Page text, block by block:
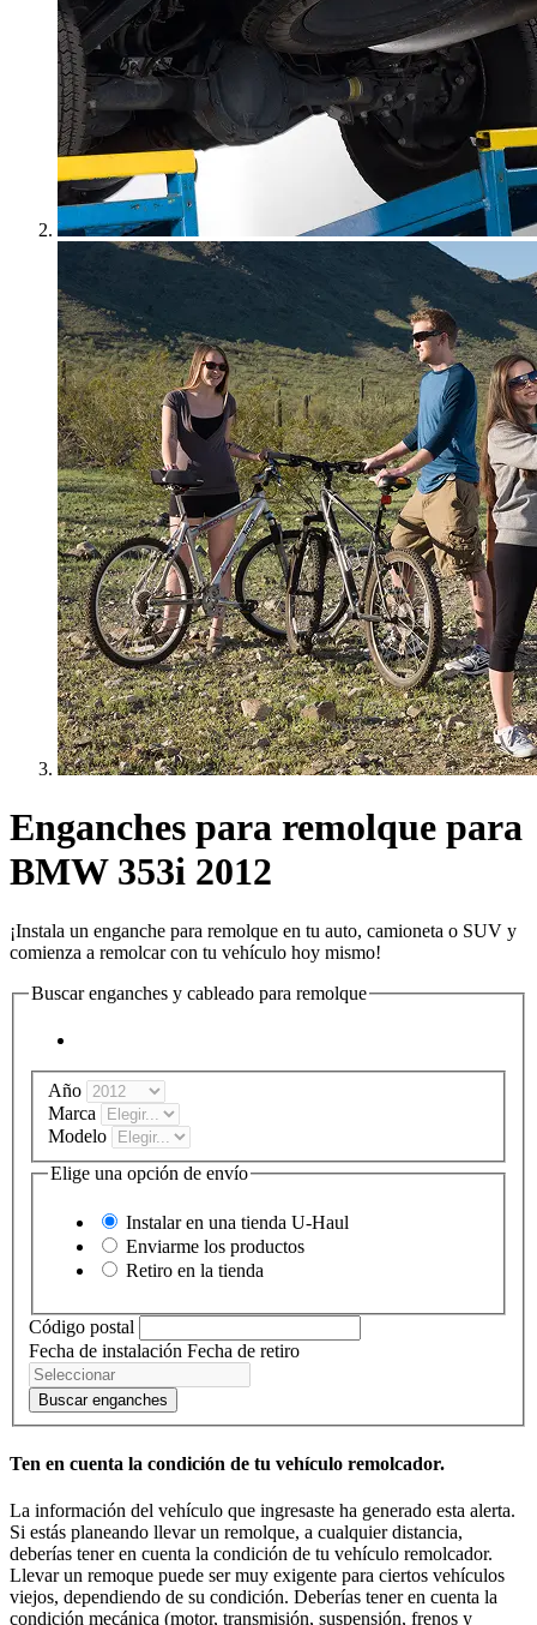
Enganches para remolque para
BMW 353i 2012
¡Instala un enganche para remolque en tu auto, camioneta o SUV y
comienza a remolcar con tu vehículo hoy mismo!
Buscar enganches y cableado para remolque
Año
Marca
Modelo
Elige una opción de envío
Instalar en una tienda U-Haul
Enviarme los productos
Retiro en la tienda
Código postal
Fecha de instalación Fecha de retiro
Buscar enganches
Ten en cuenta la condición de tu vehículo remolcador.
La información del vehículo que ingresaste ha generado esta alerta.
Si estás planeando llevar un remolque, a cualquier distancia,
deberías tener en cuenta la condición de tu vehículo remolcador.
Llevar un remoque puede ser muy exigente para ciertos vehículos
viejos, dependiendo de su condición. Deberías tener en cuenta la
condición mecánica (motor, transmisión, suspensión, frenos y